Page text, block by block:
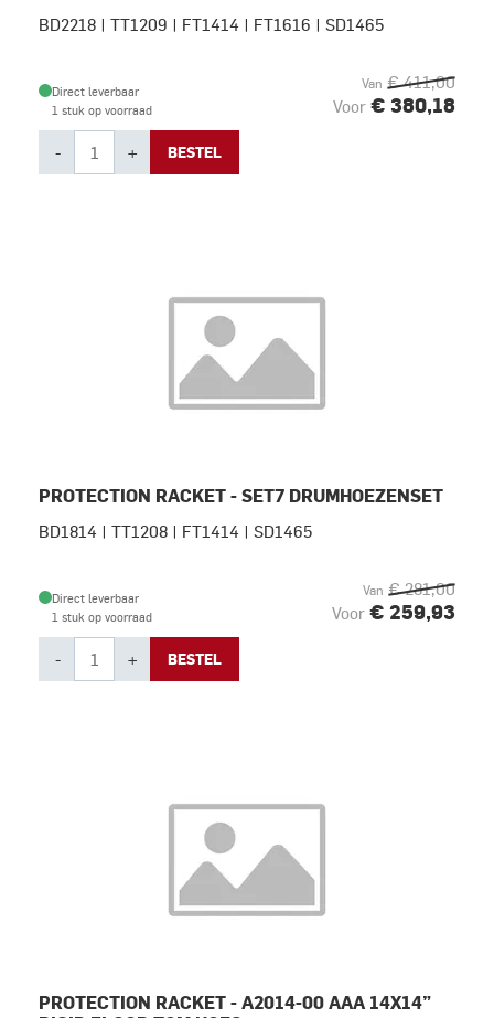
BD2218 | TT1209 | FT1414 | FT1616 | SD1465
Direct leverbaar
1 stuk op voorraad
Van € 411,00
Voor € 380,18
- + BESTEL
PROTECTION RACKET - SET7 DRUMHOEZENSET
BD1814 | TT1208 | FT1414 | SD1465
Direct leverbaar
1 stuk op voorraad
Van € 281,00
Voor € 259,93
- + BESTEL
PROTECTION RACKET - A2014-00 AAA 14X14”